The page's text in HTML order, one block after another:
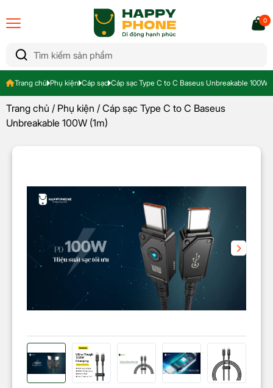
0
Trang chủ Phụ kiện Cáp sạc Cáp sạc Type C to C Baseus Unbreakable 100W
Trang chủ / Phụ kiện / Cáp sạc Type C to C Baseus
Unbreakable 100W (1m)